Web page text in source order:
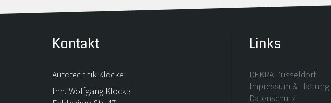
Kontakt
Autotechnik Klocke
Inh. Wolfgang Klocke
Links
DEKRA Düsseldorf
Impressum & Haftung
Datenschutz